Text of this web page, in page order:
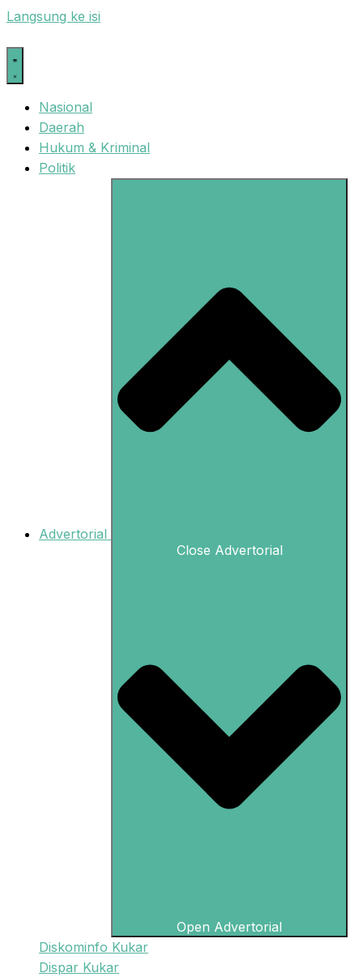
Langsung ke isi
Nasional
Daerah
Hukum & Kriminal
Politik
Advertorial
Close Advertorial
Open Advertorial
Diskominfo Kukar
Dispar Kukar